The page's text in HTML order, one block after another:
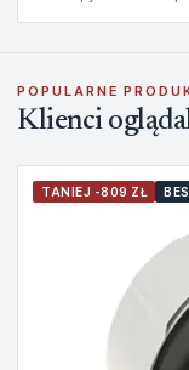
POPULARNE
Klienci
TANIEJ -809 ZŁ